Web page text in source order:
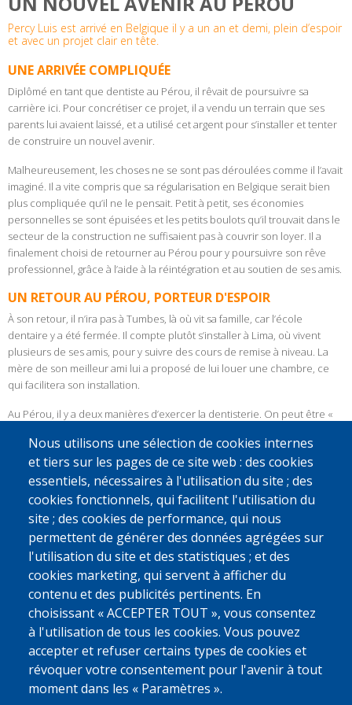
Percy Luis est arrivé en Belgique il y a un an et demi, plein d’espoir
et avec un projet clair en tête.
UNE ARRIVÉE COMPLIQUÉE
Diplômé en tant que dentiste au Pérou, il rêvait de poursuivre sa
carrière ici. Pour concrétiser ce projet, il a vendu un terrain que ses
parents lui avaient laissé, et a utilisé cet argent pour s’installer et tenter
de construire un nouvel avenir.
Malheureusement, les choses ne se sont pas déroulées comme il l’avait
imaginé. Il a vite compris que sa régularisation en Belgique serait bien
plus compliquée qu’il ne le pensait. Petit à petit, ses économies
personnelles se sont épuisées et les petits boulots qu’il trouvait dans le
secteur de la construction ne suffisaient pas à couvrir son loyer. Il a
finalement choisi de retourner au Pérou pour y poursuivre son rêve
professionnel, grâce à l’aide à la réintégration et au soutien de ses amis.
UN RETOUR AU PÉROU, PORTEUR D'ESPOIR
À son retour, il n’ira pas à Tumbes, là où vit sa famille, car l’école
dentaire y a été fermée. Il compte plutôt s’installer à Lima, où vivent
plusieurs de ses amis, pour y suivre des cours de remise à niveau. La
mère de son meilleur ami lui a proposé de lui louer une chambre, ce
qui facilitera son installation.
Au Pérou, il y a deux manières d’exercer la dentisterie. On peut être «
ou bien travailler comme indépendant en ouvrant son propre cabinet.
Pour monter un cabinet, même très simple, il faut environ 20 000 soles
(environ 5 000 €), sans compter la location du local et les frais liés aux
autorisations. Grâce au soutien à la réintégration, même si ses
ressources actuelles ne lui permettent pas d’assumer seul ces coûts, il
envisage de s’associer à un ami pour partager les dépenses et
l’investissement.
Tout le meilleur pour la suite Percy !
© Source : Caritas International - Bas Van Hoeck
Saviez-vous queCaritas InternationaletOIM Belgium and Luxembourg
sont les partenaires de réintégration attitrés de Fedasil ?
Découvrez le parcours d’autres personnes en exil
Nous utilisons une sélection de cookies internes
et tiers sur les pages de ce site web : des cookies
essentiels, nécessaires à l'utilisation du site ; des
cookies fonctionnels, qui facilitent l'utilisation du
site ; des cookies de performance, qui nous
permettent de générer des données agrégées sur
l'utilisation du site et des statistiques ; et des
cookies marketing, qui servent à afficher du
contenu et des publicités pertinents. En
choisissant « ACCEPTER TOUT », vous consentez
à l'utilisation de tous les cookies. Vous pouvez
accepter et refuser certains types de cookies et
révoquer votre consentement pour l'avenir à tout
moment dans les « Paramètres ».